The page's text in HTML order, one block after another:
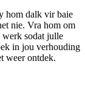
hom dalk vir baie
nie. Vra hom om
werk sodat julle
in jou verhouding
weer ontdek.